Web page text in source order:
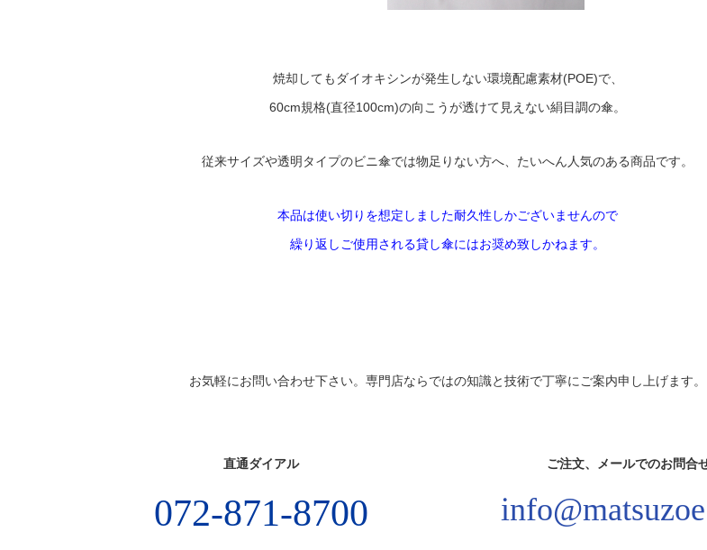
焼却してもダイオキシンが発生しない環境配慮素材(POE)で、
60cm規格(直径100cm)の向こうが透けて見えない絹目調の傘。
従来サイズや透明タイプのビニ傘では物足りない方へ、たいへん人気のある商品です。
本品は使い切りを想定しました耐久性しかございませんので
繰り返しご使用される貸し傘にはお奨め致しかねます。
お気軽にお問い合わせ下さい。専門店ならではの知識と技術で丁寧にご案内申し上げます。
直通ダイアル
072-871-8700
ご注文、メールでのお問合